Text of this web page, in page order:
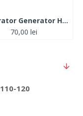
Carburator Generator Honda GX 160
70,00 lei
120